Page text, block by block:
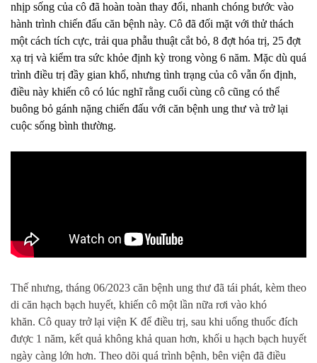
nhịp sống của cô đã hoàn toàn thay đổi, nhanh chóng bước vào
hành trình chiến đấu căn bệnh này. Cô đã đối mặt với thử thách
một cách tích cực, trải qua phẫu thuật cắt bỏ, 8 đợt hóa trị, 25 đợt
xạ trị và kiểm tra sức khỏe định kỳ trong vòng 6 năm. Mặc dù quá
trình điều trị đầy gian khổ, nhưng tình trạng của cô vẫn ổn định,
điều này khiến cô có lúc nghĩ rằng cuối cùng cô cũng có thể
buông bỏ gánh nặng chiến đấu với căn bệnh ung thư và trở lại
cuộc sống bình thường.
Thế nhưng, tháng 06/2023 căn bệnh ung thư đã tái phát, kèm theo
di căn hạch bạch huyết, khiến cô một lần nữa rơi vào khó
khăn. Cô quay trở lại viện K để điều trị, sau khi uống thuốc đích
được 1 năm, kết quả không khả quan hơn, khối u hạch bạch huyết
ngày càng lớn hơn. Theo dõi quá trình bệnh, bên viện đã điều